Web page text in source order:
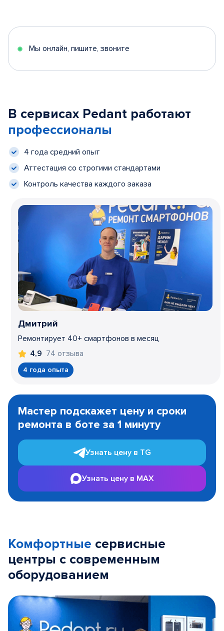
Мы онлайн, пишите, звоните
В сервисах Pedant работают
профессионалы
4 года средний опыт
Аттестация со строгими стандартами
Контроль качества каждого заказа
Дмитрий
Ремонтирует 40+ смартфонов в месяц
4,9 74 отзыва
4 года опыта
1
Мастер подскажет цену и сроки
ремонта в боте за 1 минуту
Узнать цену в TG
Узнать цену в MAX
Комфортные сервисные
центры с современным
оборудованием